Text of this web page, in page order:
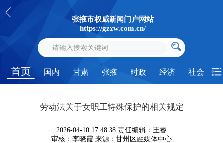
张掖市权威新闻门户网站
https://gzxw.com.cn/
首页 国内 甘肃 张掖 时政 经济 社会
劳动法关于女职工特殊保护的相关规定
2026-04-10 17:48:38 责任编辑：王睿
审核：李晓霞 来源：甘州区融媒体中心